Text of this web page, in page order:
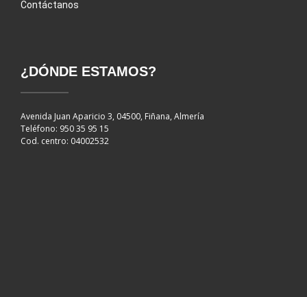
Contáctanos
¿DÓNDE ESTAMOS?
Avenida Juan Aparicio 3, 04500, Fiñana, Almería
Teléfono: 950 35 95 15
Cod. centro: 04002532